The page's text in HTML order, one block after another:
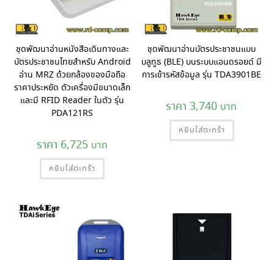
ชุดพัฒนาอ่านหนังสือเดินทางและ
บัตรประชาชนไทยสำหรับ Android
อ่าน MRZ ด้วยกล้องของมือถือ
ราคาประหยัด ตัวเครื่องมีขนาดเล็ก
และมี RFID Reader ในตัว รุ่น
PDA121RS
6,725
หยิบใส่ตะกร้า
ชุดพัฒนาอ่านบัตรประชาชนแบบ
บลูทูธ (BLE) บนระบบแอนดรอยด์ มี
การเข้ารหัสข้อมูล รุ่น TDA3901BE
3,740
หยิบใส่ตะกร้า